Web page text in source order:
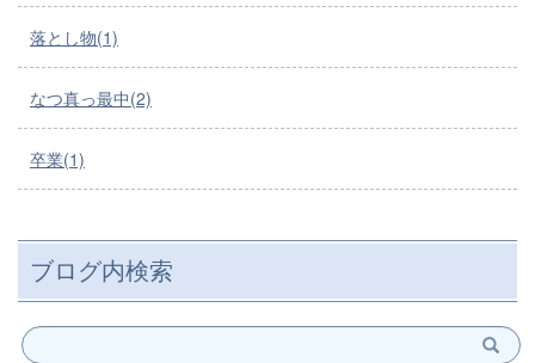
落とし物(1)
なつ真っ最中(2)
卒業(1)
ブログ内検索